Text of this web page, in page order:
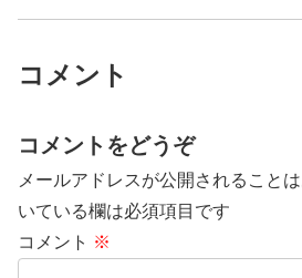
コメント
コメントをどうぞ
メールアドレスが公開されることは
いている欄は必須項目です
コメント ※